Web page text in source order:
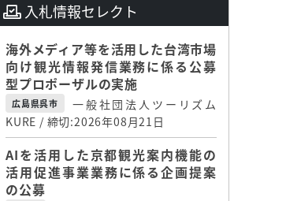
入札情報セレクト
海外メディア等を活用した台湾市場
向け観光情報発信業務に係る公募
型プロポーザルの実施
広島県呉市
一般社団法人ツーリズム
KURE / 締切:2026年08月21日
AIを活用した京都観光案内機能の
活用促進事業業務に係る企画提案
の公募